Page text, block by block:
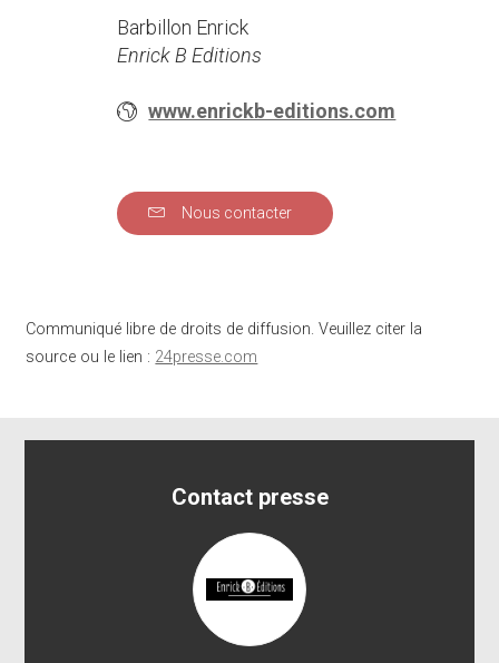
Barbillon Enrick
Enrick B Editions
www.enrickb-editions.com
Nous contacter
Communiqué libre de droits de diffusion. Veuillez citer la
source ou le lien : 24presse.com
Contact presse